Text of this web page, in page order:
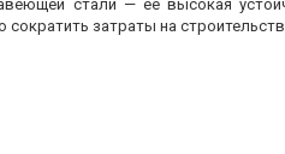
стали — ее высокая
затраты на